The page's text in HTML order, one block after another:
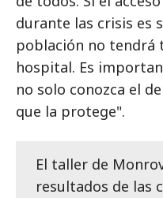
durante las crisis es
población no tendrá
hospital. Es
no solo conozca el
que la protege".
El taller de
resultados de las